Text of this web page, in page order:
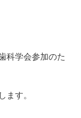
科学会参加のた
ます。